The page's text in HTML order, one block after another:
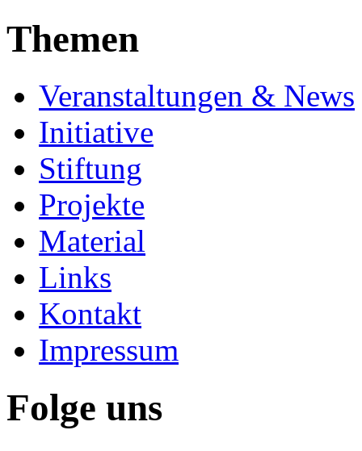
Themen
Veranstaltungen & News
Initiative
Stiftung
Projekte
Material
Links
Kontakt
Impressum
Folge uns